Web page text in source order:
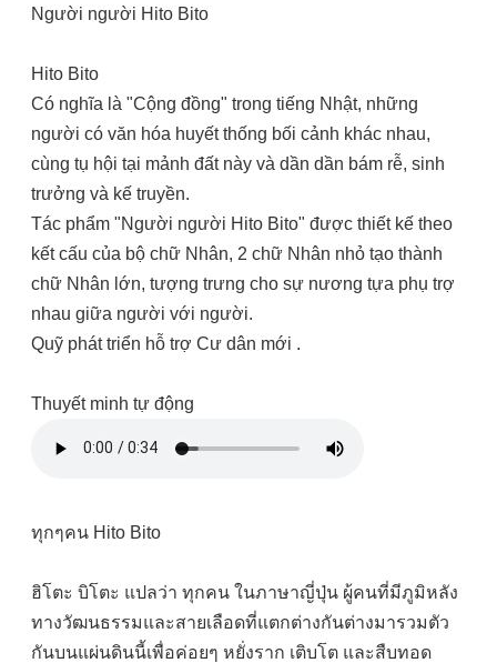
Người người Hito Bito
Hito Bito
Có nghĩa là "Cộng đồng" trong tiếng Nhật, những
người có văn hóa huyết thống bối cảnh khác nhau,
cùng tụ hội tại mảnh đất này và dần dần bám rễ, sinh
trưởng và kế truyền.
Tác phẩm "Người người Hito Bito" được thiết kế theo
kết cấu của bộ chữ Nhân, 2 chữ Nhân nhỏ tạo thành
chữ Nhân lớn, tượng trưng cho sự nương tựa phụ trợ
nhau giữa người với người.
Quỹ phát triển hỗ trợ Cư dân mới .
Thuyết minh tự động
ทุกๆคน Hito Bito
ฮิโตะ บิโตะ แปลว่า ทุกคน ในภาษาญี่ปุ่น ผู้คนที่มีภูมิหลัง
ทางวัฒนธรรมและสายเลือดที่แตกต่างกันต่างมารวมตัว
กันบนแผ่นดินนี้เพื่อค่อยๆ หยั่งราก เติบโต และสืบทอด